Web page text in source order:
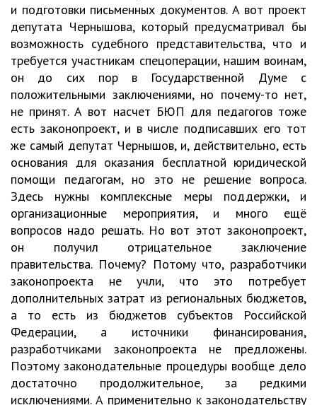
и подготовки письменных документов. А вот проект
депутата Чернышова, который предусматривал бы
возможность судебного представительства, что и
требуется участникам спецоперации, нашим воинам,
он до сих пор в Государственной Думе с
положительными заключениями, но почему-то нет,
не принят. А вот насчет БЮП для педагогов тоже
есть законопроект, и в числе подписавших его тот
же самый депутат Чернышов, и, действительно, есть
основания для оказания бесплатной юридической
помощи педагогам, но это не решение вопроса.
Здесь нужны комплексные меры поддержки, и
организационные мероприятия, и много ещё
вопросов надо решать. Но вот этот законопроект,
он получил отрицательное заключение
правительства. Почему? Потому что, разработчики
законопроекта не учли, что это потребует
дополнительных затрат из региональных бюджетов,
а то есть из бюджетов субъектов Российской
Федерации, а источники финансирования,
разработчиками законопроекта не предложены.
Поэтому законодательные процедуры вообще дело
достаточно продолжительное, за редкими
исключениями. А применительно к законодательству